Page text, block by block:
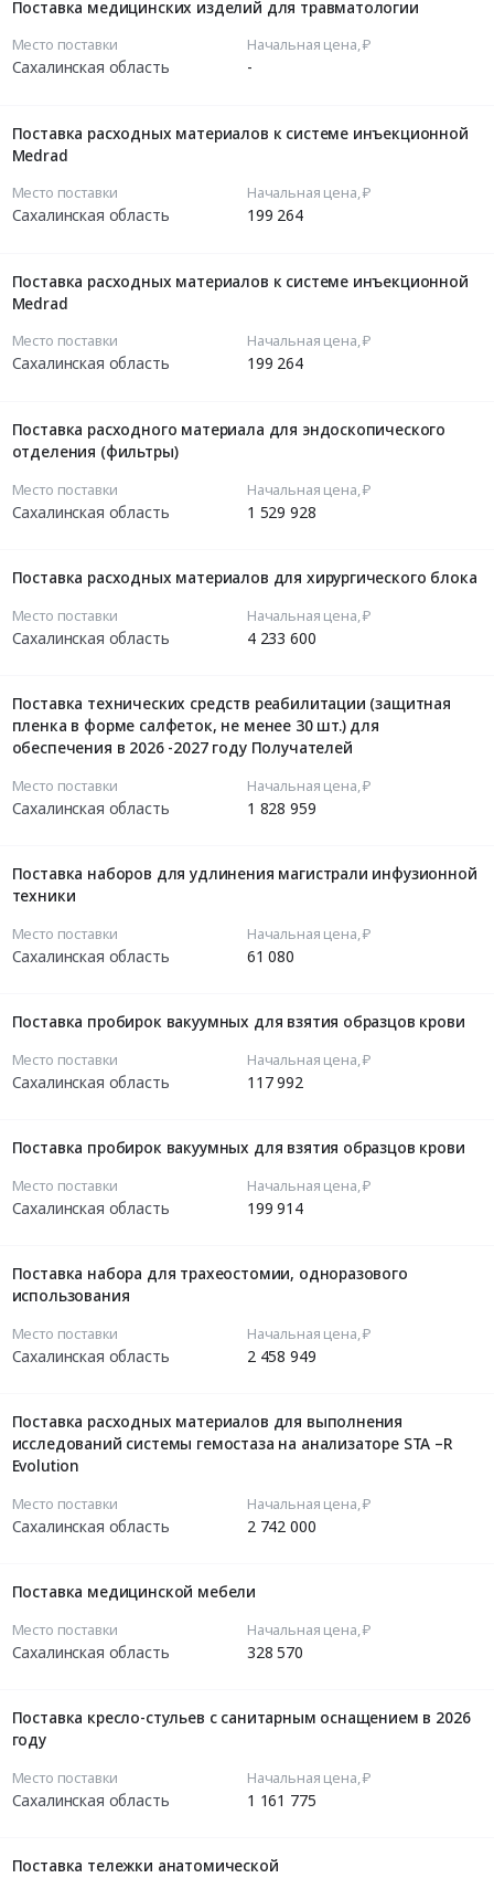
Поставка медицинских изделий для травматологии
Место поставки
Сахалинская область
Начальная цена, ₽
-
Поставка расходных материалов к системе инъекционной
Medrad
Место поставки
Сахалинская область
Начальная цена, ₽
199 264
Поставка расходных материалов к системе инъекционной
Medrad
Место поставки
Сахалинская область
Начальная цена, ₽
199 264
Поставка расходного материала для эндоскопического
отделения (фильтры)
Место поставки
Сахалинская область
Начальная цена, ₽
1 529 928
Поставка расходных материалов для хирургического блока
Место поставки
Сахалинская область
Начальная цена, ₽
4 233 600
Поставка технических средств реабилитации (защитная
пленка в форме салфеток, не менее 30 шт.) для
обеспечения в 2026 -2027 году Получателей
Место поставки
Сахалинская область
Начальная цена, ₽
1 828 959
Поставка наборов для удлинения магистрали инфузионной
техники
Место поставки
Сахалинская область
Начальная цена, ₽
61 080
Поставка пробирок вакуумных для взятия образцов крови
Место поставки
Сахалинская область
Начальная цена, ₽
117 992
Поставка пробирок вакуумных для взятия образцов крови
Место поставки
Сахалинская область
Начальная цена, ₽
199 914
Поставка набора для трахеостомии, одноразового
использования
Место поставки
Сахалинская область
Начальная цена, ₽
2 458 949
Поставка расходных материалов для выполнения
исследований системы гемостаза на анализаторе STA –R
Evolution
Место поставки
Сахалинская область
Начальная цена, ₽
2 742 000
Поставка медицинской мебели
Место поставки
Сахалинская область
Начальная цена, ₽
328 570
Поставка кресло-стульев с санитарным оснащением в 2026
году
Место поставки
Сахалинская область
Начальная цена, ₽
1 161 775
Поставка тележки анатомической